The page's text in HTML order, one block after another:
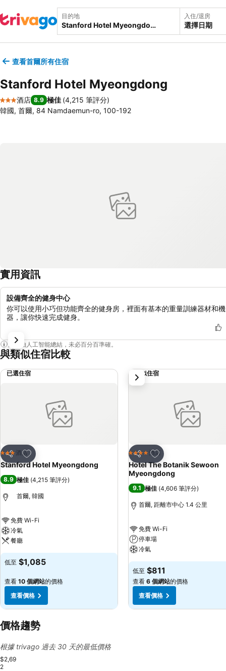
目的地 入住/退房
選擇日期
查看首爾所有住宿
Stanford Hotel Myeongdong
3 星級
酒店 8.9 極佳 (4,215 筆評分)
韓國, 首爾, 84 Namdaemun-ro, 100-192
實用資訊
設備齊全的健身中心
你可以使用小巧但功能齊全的健身房，裡面有基本的重量訓練器材和機
器，讓你快速完成健身。
內容由人工智能總結，未必百分百準確。
與類似住宿比較
已選住宿
分享
放到收藏夾
3 星級酒店
Stanford Hotel Myeongdong
8.9 極佳 (4,215 筆評分)
首爾, 韓國
免費 Wi-Fi
冷氣
餐廳
低至 $1,085
查看 10 個網站的價格
查看價格
類似住宿
分享
放到收藏夾
4 星級 酒店
Hotel The Botanik Sewoon
Myeongdong
9.1 極佳 (4,606 筆評分)
首爾, 距離市中心 1.4 公里
免費 Wi-Fi
停車場
冷氣
低至 $811
查看 6 個網站的價格
查看價格
下一步
價格趨勢
根據 trivago 過去 30 天的最低價格
$2,69
2